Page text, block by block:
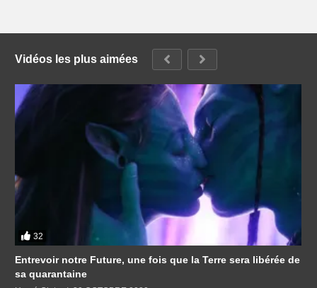
Vidéos les plus aimées
32
Entrevoir notre Future, une fois que la Terre sera libérée de
sa quarantaine